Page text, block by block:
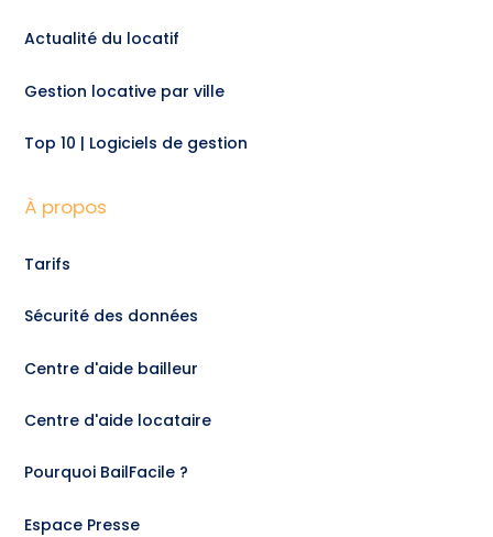
Actualité du locatif
Gestion locative par ville
Top 10 | Logiciels de gestion
À propos
Tarifs
Sécurité des données
Centre d'aide bailleur
Centre d'aide locataire
Pourquoi BailFacile ?
Espace Presse